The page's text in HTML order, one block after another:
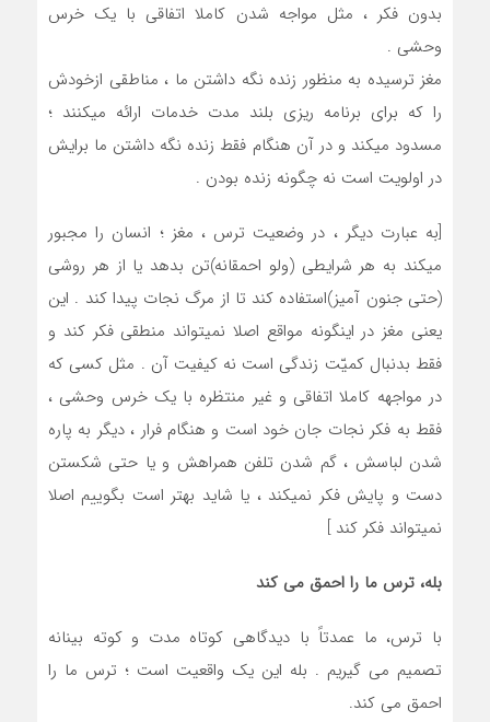
بدون فکر ، مثل مواجه شدن کاملا اتفاقی با یک خرس
وحشی .
مغز ترسیده به منظور زنده نگه داشتن ما ، مناطقی ازخودش
را که برای برنامه ریزی بلند مدت خدمات ارائه میکنند ؛
مسدود میکند و در آن هنگام فقط زنده نگه داشتن ما برایش
در اولویت است نه چگونه زنده بودن .
[به عبارت دیگر ، در وضعیت ترس ، مغز ؛ انسان را مجبور
میکند به هر شرایطی (ولو احمقانه)تن بدهد یا از هر روشی
(حتی جنون آمیز)استفاده کند تا از مرگ نجات پیدا کند . این
یعنی مغز در اینگونه مواقع اصلا نمیتواند منطقی فکر کند و
فقط بدنبال کمیّت زندگی است نه کیفیت آن . مثل کسی که
در مواجهه کاملا اتفاقی و غیر منتظره با یک خرس وحشی ،
فقط به فکر نجات جان خود است و هنگام فرار ، دیگر به پاره
شدن لباسش ، گم شدن تلفن همراهش و یا حتی شکستن
دست و پایش فکر نمیکند ، یا شاید بهتر است بگوییم اصلا
نمیتواند فکر کند ]
بله، ترس ما را احمق می کند
با ترس، ما عمدتاً با دیدگاهی کوتاه مدت و کوته بینانه
تصمیم می گیریم . بله این یک واقعیت است ؛ ترس ما را
احمق می کند.